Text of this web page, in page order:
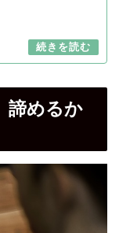
諦めるか